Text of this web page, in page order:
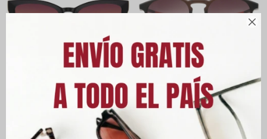

Lentes de Sol Chilli Beans -
NBA Los Angeles Lakers Cat
Lentes de Sol Chilli Beans -
NBA Phoenix Suns Negro
Brilloso
3.690